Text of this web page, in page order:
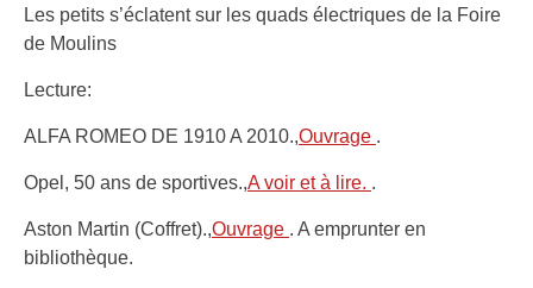
Les petits s’éclatent sur les quads électriques de la Foire
de Moulins
Lecture:
ALFA ROMEO DE 1910 A 2010.,Ouvrage .
Opel, 50 ans de sportives.,A voir et à lire. .
Aston Martin (Coffret).,Ouvrage . A emprunter en
bibliothèque.